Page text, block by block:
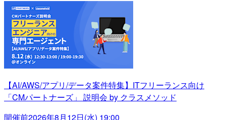
【AI/AWS/アプリ/データ案件特集】ITフリーランス向け
「CMパートナーズ」 説明会 by クラスメソッド
開催前2026年8月12日(水) 19:00